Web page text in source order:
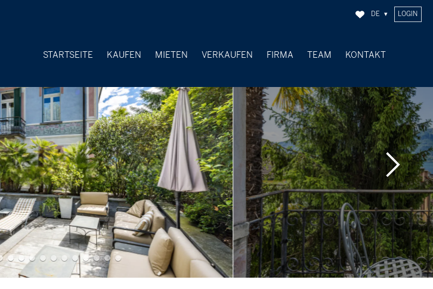
LOGIN
DE
STARTSEITE KAUFEN MIETEN VERKAUFEN
FIRMA
TEAM KONTAKT